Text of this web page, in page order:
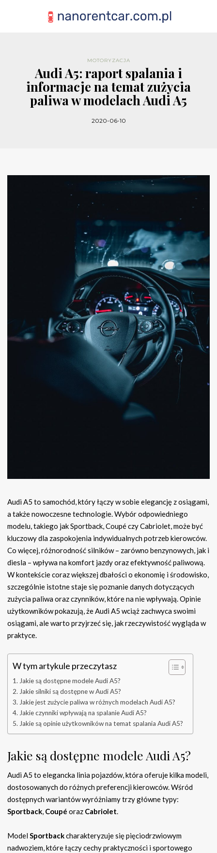
MOTORYZACJA
Audi A5: raport spalania i
informacje na temat zużycia
paliwa w modelach Audi A5
2020-06-10
Audi A5 to samochód, który łączy w sobie elegancję z osiągami,
a także nowoczesne technologie. Wybór odpowiedniego
modelu, takiego jak Sportback, Coupé czy Cabriolet, może być
kluczowy dla zaspokojenia indywidualnych potrzeb kierowców.
Co więcej, różnorodność silników – zarówno benzynowych, jak i
diesla – wpływa na komfort jazdy oraz efektywność paliwową.
W kontekście coraz większej dbałości o ekonomię i środowisko,
szczególnie istotne staje się poznanie danych dotyczących
zużycia paliwa oraz czynników, które na nie wpływają. Opinie
użytkowników pokazują, że Audi A5 wciąż zachwyca swoimi
osiągami, ale warto przyjrzeć się, jak rzeczywistość wygląda w
praktyce.
W tym artykule przeczytasz
Jakie są dostępne modele Audi A5?
Jakie silniki są dostępne w Audi A5?
Jakie jest zużycie paliwa w różnych modelach Audi A5?
Jakie czynniki wpływają na spalanie Audi A5?
Jakie są opinie użytkowników na temat spalania Audi A5?
Jakie są dostępne modele Audi A5?
Audi A5 to elegancka linia pojazdów, która oferuje kilka modeli,
dostosowanych do różnych preferencji kierowców. Wśród
dostępnych wariantów wyróżniamy trzy główne typy:
Sportback, Coupé oraz Cabriolet.
ModelSportbackcharakteryzuje się pięciodrzwiowym
nadwoziem, które łączy cechy praktyczności i sportowego